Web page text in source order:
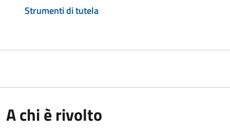
Strumenti di tutela
A chi è rivolto